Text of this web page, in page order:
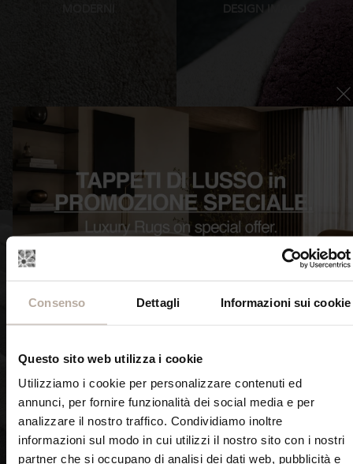
Consenso Dettagli Informazioni sui cookie
Questo sito web utilizza i cookie
Utilizziamo i cookie per personalizzare contenuti ed
annunci, per fornire funzionalità dei social media e per
analizzare il nostro traffico. Condividiamo inoltre
informazioni sul modo in cui utilizzi il nostro sito con i nostri
partner che si occupano di analisi dei dati web, pubblicità e
SCOPRI ORA
DESIGN IMAGO
SCOPRI ORA
TAPPETI CONTEMPORANEI
DI LUSSO INEDITA
TAPPETI CON FORME